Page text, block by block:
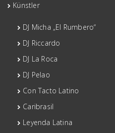
Künstler
DJ Micha „El Rumbero“
DJ Riccardo
DJ La Roca
DJ Pelao
Con Tacto Latino
Caribrasil
Leyenda Latina